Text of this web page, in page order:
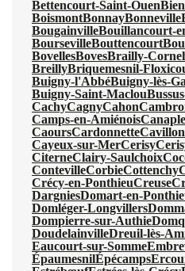
Bettencourt-Saint-Ouen
BoismontBonnayBonneville
BougainvilleBouillancourt-
BoursevilleBouttencourt
BovellesBovesBrailly-
BreillyBriquemesnil-
Buigny-l'AbbéBuigny-lès-
Buigny-Saint-Maclou
CachyCagnyCahon
Camps-en-Amiénois
CaoursCardonnetteCavillon
Cayeux-sur-MerCerisy
CiterneClairy-Saulchoix
ContevilleCorbieCottenchy
Crécy-en-PonthieuCreuse
DargniesDomart-en-
Domléger-Longvillers
Dompierre-sur-Authie
DoudelainvilleDreuil-lès-
Eaucourt-sur-Somme
ÉpaumesnilÉpécamps